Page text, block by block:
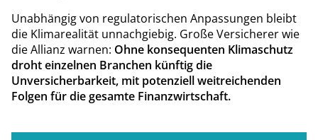
Unabhängig von regulatorischen Anpassungen bleibt
die Klimarealität unnachgiebig. Große Versicherer wie
die Allianz warnen: Ohne konsequenten Klimaschutz
droht einzelnen Branchen künftig die
Unversicherbarkeit, mit potenziell weitreichenden
Folgen für die gesamte Finanzwirtschaft.